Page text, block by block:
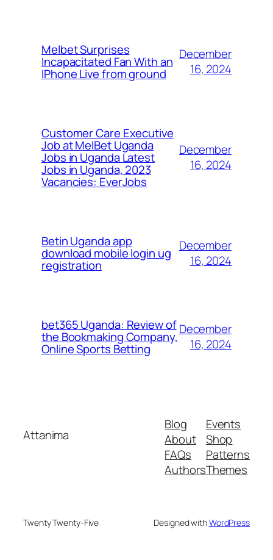
Melbet Surprises
Incapacitated Fan With an
IPhone Live from ground
December
16, 2024
Customer Care Executive
Job at MelBet Uganda
Jobs in Uganda Latest
Jobs in Uganda, 2023
Vacancies: EverJobs
December
16, 2024
Betin Uganda app
download mobile login ug
registration
December
16, 2024
bet365 Uganda: Review of
the Bookmaking Company,
Online Sports Betting
December
16, 2024
Attanima
Blog
About
FAQs
Authors
Events
Shop
Patterns
Themes
Twenty Twenty-Five Designed withWordPress